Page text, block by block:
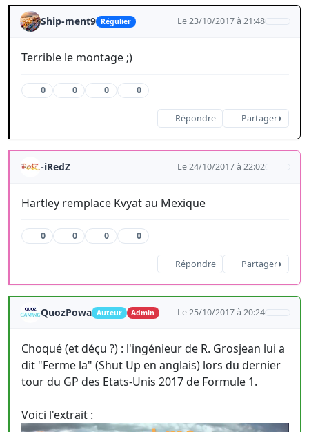
Ship-ment9 Régulier Le 23/10/2017 à 21:48
Terrible le montage ;)
0 0 0 0
Répondre Partager
-iRedZ Le 24/10/2017 à 22:02
Hartley remplace Kvyat au Mexique
0 0 0 0
Répondre Partager
QuozPowa Auteur Admin Le 25/10/2017 à 20:24
Choqué (et déçu ?) : l'ingénieur de R. Grosjean lui a
dit "Ferme la" (Shut Up en anglais) lors du dernier
tour du GP des Etats-Unis 2017 de Formule 1.
Voici l'extrait :